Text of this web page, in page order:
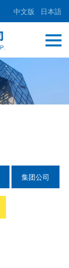
中文版 日本語
集团公司